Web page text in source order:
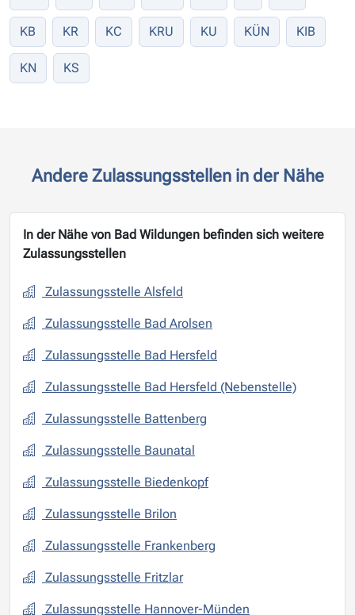
KB KR KC KRU KU KÜN KIB
KN KS
Andere Zulassungsstellen in der Nähe
In der Nähe von Bad Wildungen befinden sich weitere
Zulassungsstellen
Zulassungsstelle Alsfeld
Zulassungsstelle Bad Arolsen
Zulassungsstelle Bad Hersfeld
Zulassungsstelle Bad Hersfeld (Nebenstelle)
Zulassungsstelle Battenberg
Zulassungsstelle Baunatal
Zulassungsstelle Biedenkopf
Zulassungsstelle Brilon
Zulassungsstelle Frankenberg
Zulassungsstelle Fritzlar
Zulassungsstelle Hannover-Münden